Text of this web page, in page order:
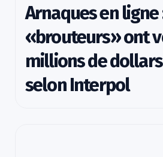
Arnaques en ligne
«brouteurs» ont
millions de dollars
selon Interpol